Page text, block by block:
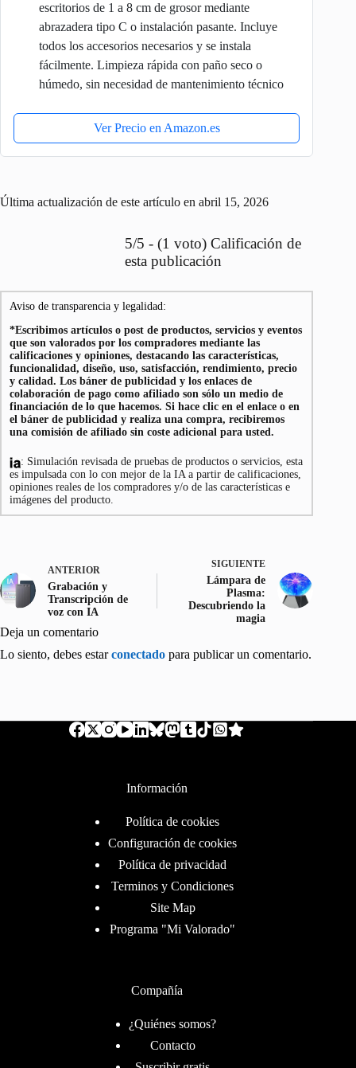
escritorios de 1 a 8 cm de grosor mediante
abrazadera tipo C o instalación pasante. Incluye
todos los accesorios necesarios y se instala
fácilmente. Limpieza rápida con paño seco o
húmedo, sin necesidad de mantenimiento técnico
Ver Precio en Amazon.es
Última actualización de este artículo en abril 15, 2026
5/5 - (1 voto) Calificación de
esta publicación
Aviso de transparencia y legalidad:
*Escribimos artículos o post de productos, servicios y eventos
que son valorados por los compradores mediante las
calificaciones y opiniones, destacando las características,
funcionalidad, diseño, uso, satisfacción, rendimiento, precio
y calidad. Los báner de publicidad y los enlaces de
colaboración de pago como afiliado son sólo un medio de
financiación de lo que hacemos. Si hace clic en el enlace o en
el báner de publicidad y realiza una compra, recibiremos
una comisión de afiliado sin coste adicional para usted.
: Simulación revisada de pruebas de productos o servicios, esta
es impulsada con lo con mejor de la IA a partir de calificaciones,
opiniones reales de los compradores y/o de las características e
imágenes del producto.
ANTERIOR
Grabación y
Transcripción de
voz con IA
SIGUIENTE
Lámpara de
Plasma:
Descubriendo la
magia
Deja un comentario
Lo siento, debes estarconectado para publicar un comentario.
Información
Política de cookies
Configuración de cookies
Política de privacidad
Terminos y Condiciones
Site Map
Programa "Mi Valorado"
Compañía
¿Quiénes somos?
Contacto